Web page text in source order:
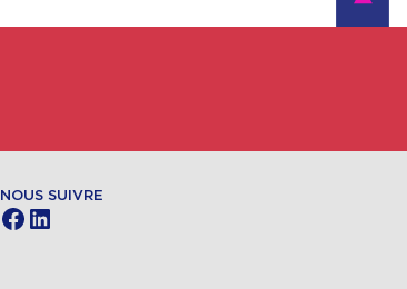
NOUS SUIVRE
Facebook LinkedIn